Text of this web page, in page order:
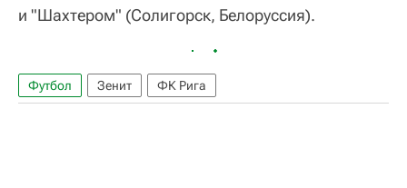
и "Шахтером" (Солигорск, Белоруссия).
Футбол Зенит ФК Рига